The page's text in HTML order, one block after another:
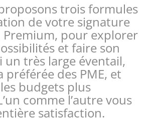
trois formules
de votre signature
Premium, pour explorer
et faire son
un très large éventail,
préférée des PME, et
budgets plus
comme l’autre vous
satisfaction.